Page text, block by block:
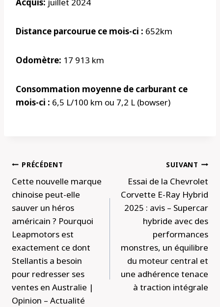
Acquis: juillet 2024
Distance parcourue ce mois-ci : 652km
Odomètre: 17 913 km
Consommation moyenne de carburant ce
mois-ci : 6,5 L/100 km ou 7,2 L (bowser)
Navigation
de
l’article
PRÉCÉDENT
Cette nouvelle marque
chinoise peut-elle
sauver un héros
américain ? Pourquoi
Leapmotors est
exactement ce dont
Stellantis a besoin
pour redresser ses
ventes en Australie |
Opinion – Actualité
SUIVANT
Essai de la Chevrolet
Corvette E-Ray Hybrid
2025 : avis – Supercar
hybride avec des
performances
monstres, un équilibre
du moteur central et
une adhérence tenace
à traction intégrale